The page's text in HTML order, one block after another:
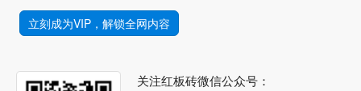
立刻成为VIP，解锁全网内容
关注红板砖微信公众号：